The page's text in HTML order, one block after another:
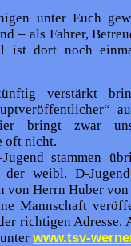
unter Euch
– als Fahrer,
ist dort noch
verstärkt
bringt zwar
oft nicht.
stammen
weibl. D-
von Herrn Huber
Mannschaft
richtigen Adresse.
www.tsv-